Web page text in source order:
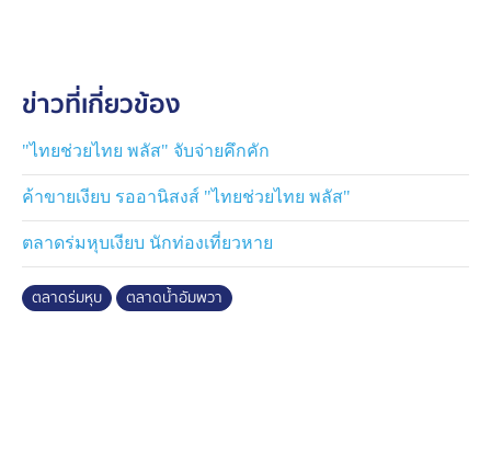
ข่าวที่เกี่ยวข้อง
"ไทยช่วยไทย พลัส" จับจ่ายคึกคัก
ค้าขายเงียบ รออานิสงส์ "ไทยช่วยไทย พลัส"
ตลาดร่มหุบเงียบ นักท่องเที่ยวหาย
ตลาดร่มหุบ ตลาดน้ำอัมพวา